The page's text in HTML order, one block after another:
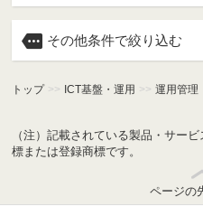
 その他条件で絞り込む
トップ >> ICT基盤・運用 >> 運用管理
（注）記載されている製品・サー
標または登録商標です。
ページの